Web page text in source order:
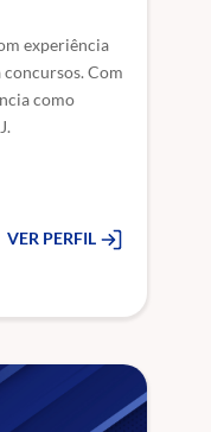
experiência
concursos. Com
como
VER PERFIL